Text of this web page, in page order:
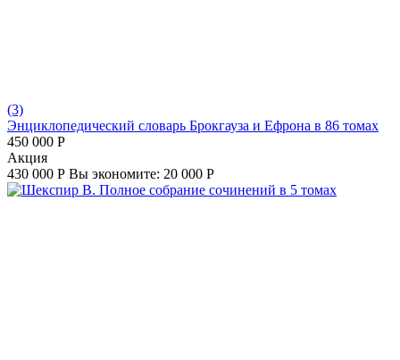
(3)
Энциклопедический словарь Брокгауза и Ефрона в 86 томах
450 000 Р
Aкция
430 000 Р Вы экономите: 20 000 Р